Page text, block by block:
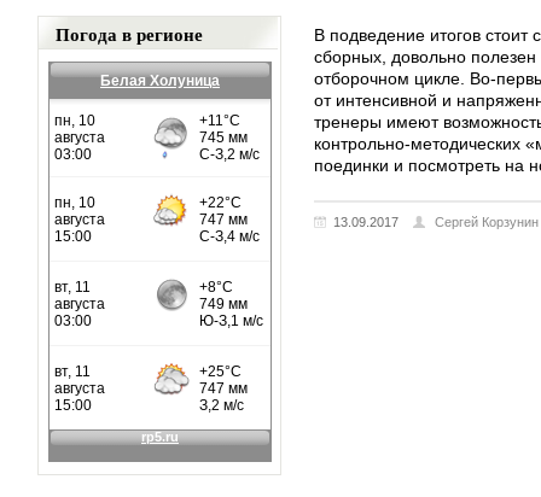
Погода в регионе
Белая Холуница
В подведение итогов стоит
сборных, довольно полезен
отборочном цикле. Во-
от интенсивной и
тренеры имеют
контрольно-методических
поединки и посмотреть на
13.09.2017 Сергей Корзунин